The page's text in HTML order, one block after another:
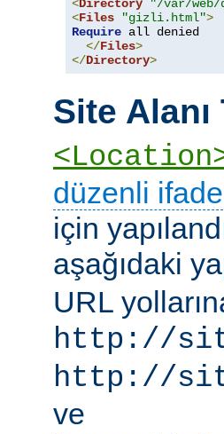
<Directory "/var/
<Files "gizli.html">
Require all denied
</Files>
</Directory>
Site Alanı
düzenli ifade
için
aşağıdaki
URL
http://
http://
ve